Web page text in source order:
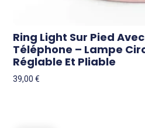
Ring Light Sur Pied
Téléphone – Lampe
Réglable Et Pliable
39,00€